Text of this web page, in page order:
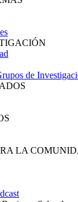
de
LA